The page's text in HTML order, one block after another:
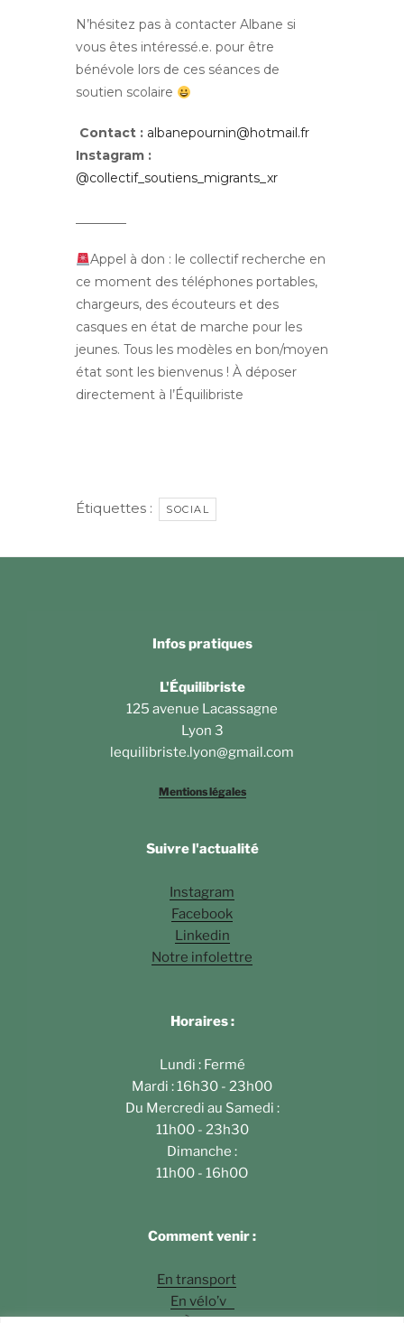
N’hésitez pas à contacter Albane si
vous êtes intéressé.e. pour être
bénévole lors de ces séances de
soutien scolaire
Contact : albanepournin@hotmail.fr
Instagram :
@collectif_soutiens_migrants_xr
Appel à don : le collectif recherche en
ce moment des téléphones portables,
chargeurs, des écouteurs et des
casques en état de marche pour les
jeunes. Tous les modèles en bon/moyen
état sont les bienvenus ! À déposer
directement à l’Équilibriste
Étiquettes : SOCIAL
Infos pratiques
L'Équilibriste
125 avenue Lacassagne
Lyon 3
lequilibriste.lyon@gmail.com
Mentions légales
Suivre l'actualité
Instagram
Facebook
Linkedin
Notre infolettre
Horaires :
Lundi : Fermé
Mardi : 16h30 - 23h00
Du Mercredi au Samedi :
11h00 - 23h30
Dimanche :
11h00 - 16h0O
Comment venir :
En transport
En vélo’v